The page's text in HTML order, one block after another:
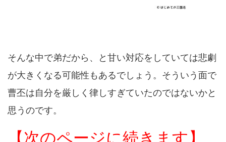
そんな中で弟だから、と甘い対応をしていては悲劇
が大きくなる可能性もあるでしょう。そういう面で
曹丕は自分を厳しく律しすぎていたのではないかと
思うのです。
【次のページに続きます】